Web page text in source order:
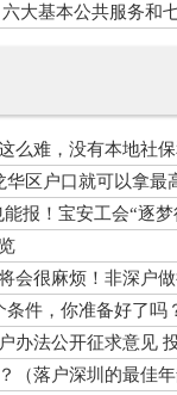
大基本公共服务和
么难，没有本地社
区户口就可以拿最
报！宝安工会“逐
会很麻烦！非深户
件，你准备好了吗
办法公开征求意见
（落户深圳的最佳年